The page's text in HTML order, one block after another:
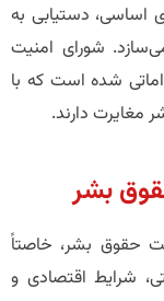
اساسی، دستیابی به
شورای امنیت
شده است که با
مغایرت دارند.
بشر
حقوق بشر، خاصتاً
شرایط اقتصادی و